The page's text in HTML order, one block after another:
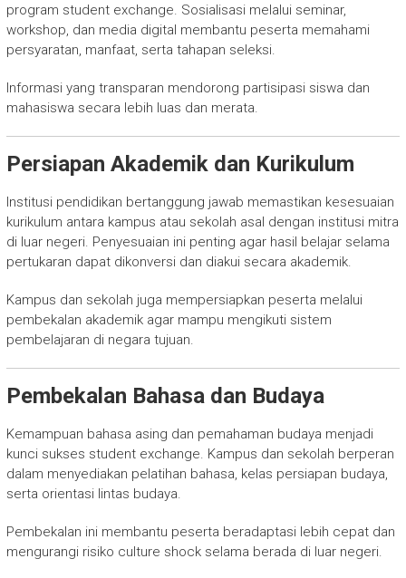
program student exchange. Sosialisasi melalui seminar,
workshop, dan media digital membantu peserta memahami
persyaratan, manfaat, serta tahapan seleksi.
Informasi yang transparan mendorong partisipasi siswa dan
mahasiswa secara lebih luas dan merata.
Persiapan Akademik dan Kurikulum
Institusi pendidikan bertanggung jawab memastikan kesesuaian
kurikulum antara kampus atau sekolah asal dengan institusi mitra
di luar negeri. Penyesuaian ini penting agar hasil belajar selama
pertukaran dapat dikonversi dan diakui secara akademik.
Kampus dan sekolah juga mempersiapkan peserta melalui
pembekalan akademik agar mampu mengikuti sistem
pembelajaran di negara tujuan.
Pembekalan Bahasa dan Budaya
Kemampuan bahasa asing dan pemahaman budaya menjadi
kunci sukses student exchange. Kampus dan sekolah berperan
dalam menyediakan pelatihan bahasa, kelas persiapan budaya,
serta orientasi lintas budaya.
Pembekalan ini membantu peserta beradaptasi lebih cepat dan
mengurangi risiko culture shock selama berada di luar negeri.